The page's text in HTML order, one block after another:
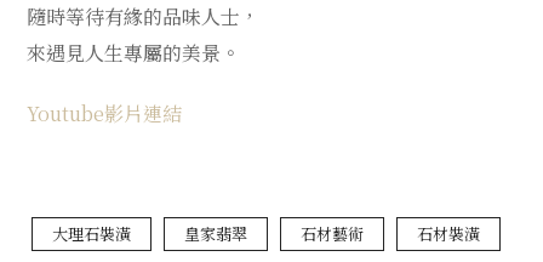
隨時等待有緣的品味人士，
來遇見人生專屬的美景。
Youtube影片連結
大理石裝潢 皇家翡翠 石材藝術
石材裝潢